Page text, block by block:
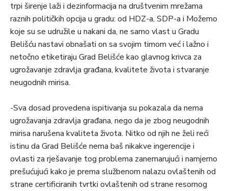
trpi širenje laži i dezinformacija na društvenim mrežama
raznih političkih opcija u gradu: od HDZ-a, SDP-a i Možemo
koje su se udružile u nakani da, ne samo vlast u Gradu
Belišću nastavi obnašati on sa svojim timom već i lažno i
netočno etiketiraju Grad Belišće kao glavnog krivca za
ugrožavanje zdravlja građana, kvalitete života i stvaranje
neugodnih mirisa.
-Sva dosad provedena ispitivanja su pokazala da nema
ugrožavanja zdravlja građana, nego da je zbog neugodnih
mirisa narušena kvaliteta života. Nitko od njih ne želi reći
istinu da Grad Belišće nema baš nikakve ingerencije i
ovlasti za rješavanje tog problema zanemarujući i namjerno
prešućujući kako je prema službenom nalazu ovlaštenih od
strane certificiranih tvrtki ovlaštenih od strane resornog